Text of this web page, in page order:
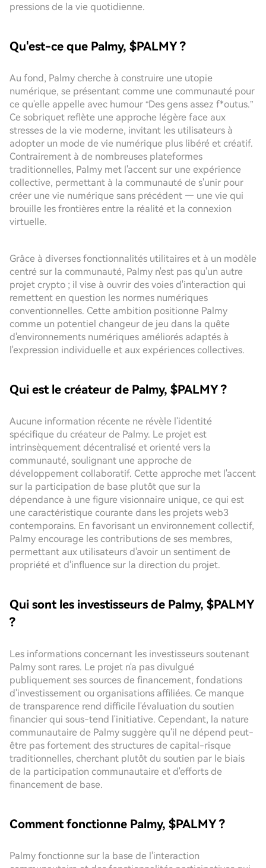
pressions de la vie quotidienne.
Qu'est-ce que Palmy, $PALMY ?
Au fond, Palmy cherche à construire une utopie
numérique, se présentant comme une communauté pour
ce qu'elle appelle avec humour “Des gens assez f*outus.”
Ce sobriquet reflète une approche légère face aux
stresses de la vie moderne, invitant les utilisateurs à
adopter un mode de vie numérique plus libéré et créatif.
Contrairement à de nombreuses plateformes
traditionnelles, Palmy met l'accent sur une expérience
collective, permettant à la communauté de s'unir pour
créer une vie numérique sans précédent — une vie qui
brouille les frontières entre la réalité et la connexion
virtuelle.
Grâce à diverses fonctionnalités utilitaires et à un modèle
centré sur la communauté, Palmy n'est pas qu'un autre
projet crypto ; il vise à ouvrir des voies d'interaction qui
remettent en question les normes numériques
conventionnelles. Cette ambition positionne Palmy
comme un potentiel changeur de jeu dans la quête
d'environnements numériques améliorés adaptés à
l'expression individuelle et aux expériences collectives.
Qui est le créateur de Palmy, $PALMY ?
Aucune information récente ne révèle l'identité
spécifique du créateur de Palmy. Le projet est
intrinsèquement décentralisé et orienté vers la
communauté, soulignant une approche de
développement collaboratif. Cette approche met l'accent
sur la participation de base plutôt que sur la
dépendance à une figure visionnaire unique, ce qui est
une caractéristique courante dans les projets web3
contemporains. En favorisant un environnement collectif,
Palmy encourage les contributions de ses membres,
permettant aux utilisateurs d'avoir un sentiment de
propriété et d'influence sur la direction du projet.
Qui sont les investisseurs de Palmy, $PALMY
?
Les informations concernant les investisseurs soutenant
Palmy sont rares. Le projet n'a pas divulgué
publiquement ses sources de financement, fondations
d'investissement ou organisations affiliées. Ce manque
de transparence rend difficile l'évaluation du soutien
financier qui sous-tend l'initiative. Cependant, la nature
communautaire de Palmy suggère qu'il ne dépend peut-
être pas fortement des structures de capital-risque
traditionnelles, cherchant plutôt du soutien par le biais
de la participation communautaire et d'efforts de
financement de base.
Comment fonctionne Palmy, $PALMY ?
Palmy fonctionne sur la base de l'interaction